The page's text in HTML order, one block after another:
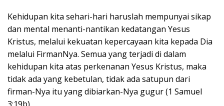
Kehidupan kita sehari-hari haruslah mempunyai sikap
dan mental menanti-nantikan kedatangan Yesus
Kristus, melalui kekuatan kepercayaan kita kepada Dia
melalui FirmanNya. Semua yang terjadi di dalam
kehidupan kita atas perkenanan Yesus Kristus, maka
tidak ada yang kebetulan, tidak ada satupun dari
firman-Nya itu yang dibiarkan-Nya gugur (1 Samuel